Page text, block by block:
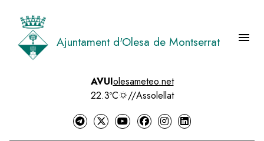
contingut
Ajuntament d'Olesa de Montserrat menu
AVUIolesameteo.net
22.3ºC
//Assolellat